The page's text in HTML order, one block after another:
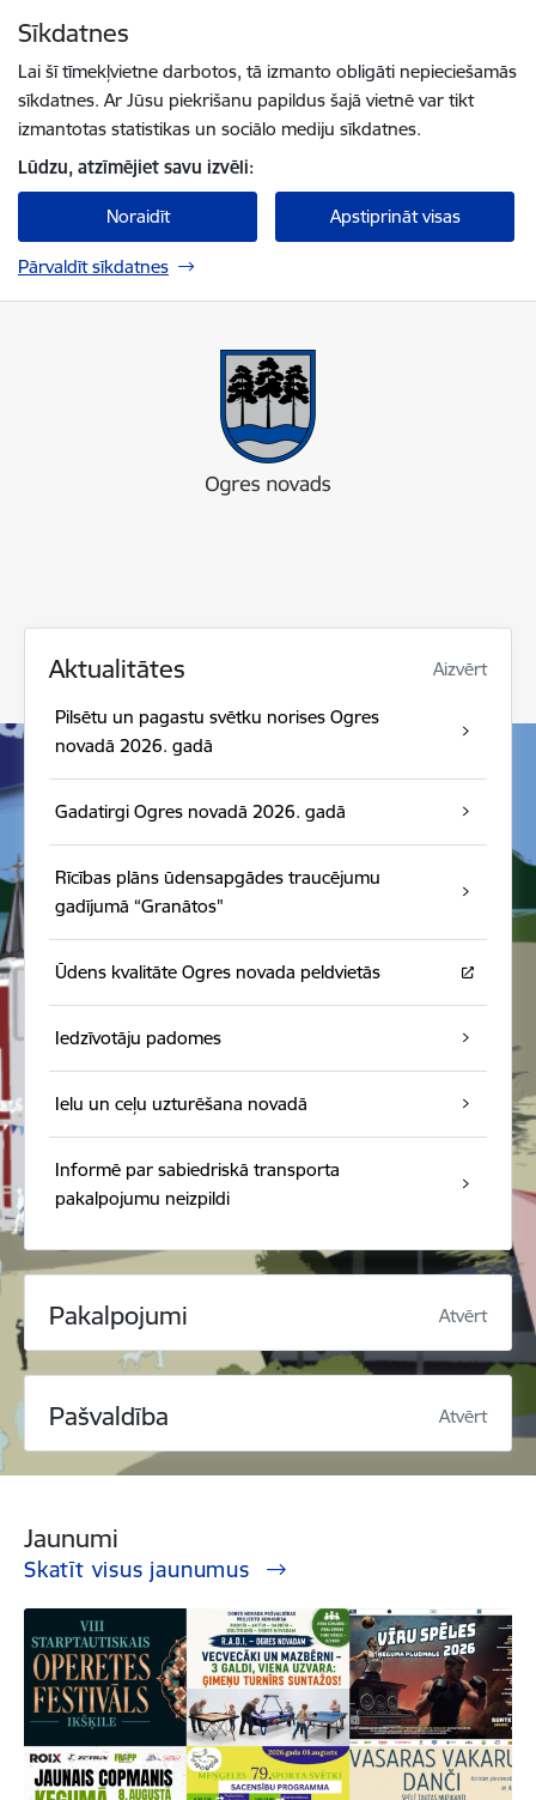
Sīkdatnes
Lai šī tīmekļvietne darbotos, tā izmanto obligāti nepieciešamās
sīkdatnes. Ar Jūsu piekrišanu papildus šajā vietnē var tikt
izmantotas statistikas un sociālo mediju sīkdatnes.
Lūdzu, atzīmējiet savu izvēli:
Noraidīt Apstiprināt visas
Pārvaldīt sīkdatnes
Aktualitātes Aizvērt
Pilsētu un pagastu svētku norises Ogres
novadā 2026. gadā
Gadatirgi Ogres novadā 2026. gadā
Rīcības plāns ūdensapgādes traucējumu
gadījumā “Granātos"
Ūdens kvalitāte Ogres novada peldvietās
Iedzīvotāju padomes
Ielu un ceļu uzturēšana novadā
Informē par sabiedriskā transporta
pakalpojumu neizpildi
Pakalpojumi Atvērt
Pašvaldība Atvērt
Jaunumi
Skatīt visus jaunumus